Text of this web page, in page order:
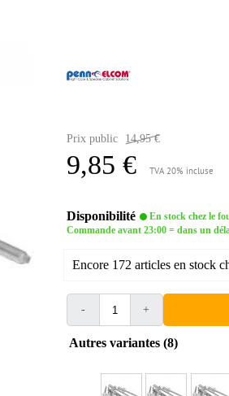
Prix public 14,95 €
9,85 € TVA 20% incluse
Disponibilité
En stock chez le
Commande avant 23:00 = dans un
Encore 172 articles en stock
- +
Autres variantes (8)